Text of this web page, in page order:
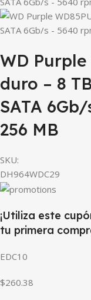
WD Purple
duro – 8
SATA
256 MB
SKU:
DH964WDC29
¡Utiliza este
tu primera
EDC10
$260.38